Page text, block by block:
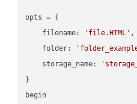
opts = {
    filename:
'file.HTML'
    folder:
    storage_name:
}
begin